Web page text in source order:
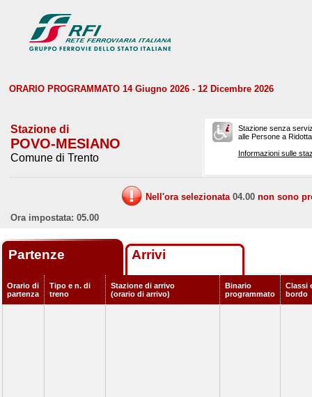
ORARIO PROGRAMMATO 14 Giugno 2026 - 12 Dicembre 2026
Stazione di
POVO-MESIANO
Comune di Trento
Stazione senza
alle Persone a
Informazioni sulle
Nell'ora selezionata 04.00 non sono
Ora impostata: 05.00
Partenze Arrivi
Orario di
partenza
Tipo e n. di
treno
Stazione di arrivo
(orario di arrivo)
Binario
programmato
Classi
bordo